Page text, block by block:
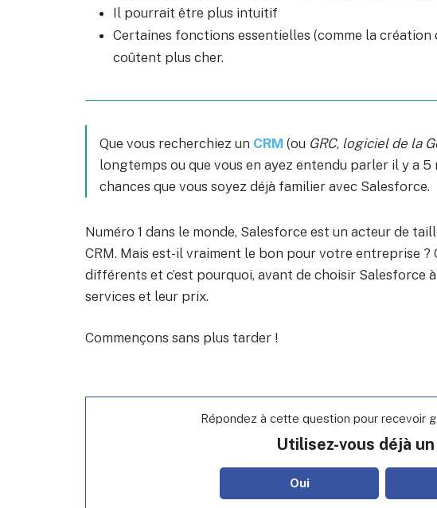
Il pourrait être plus intuitif
Certaines fonctions essentielles (comme la
coûtent plus cher.
Que vous recherchiez un CRM (ou GRC, logiciel de la
longtemps ou que vous en ayez entendu parler il y a 5
chances que vous soyez déjà familier avec Salesforce.
Numéro 1 dans le monde, Salesforce est un acteur de
CRM. Mais est-il vraiment le bon pour votre entreprise ?
différents et c’est pourquoi, avant de choisir Salesforce
services et leur prix.
Commençons sans plus tarder !
Répondez à cette question pour recevoir
Utilisez-vous déjà un
Oui